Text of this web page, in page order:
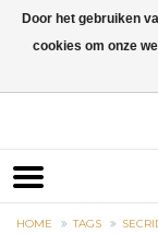
HOME TAGS
Door het gebruiken
cookies om onze